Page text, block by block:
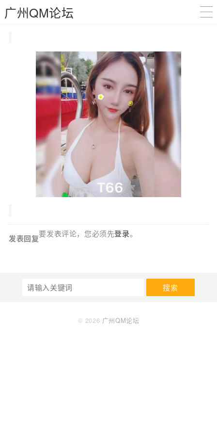
广州QM论坛
发表回复要发表评论，您必须先登录。
搜索
© 2026 广州QM论坛